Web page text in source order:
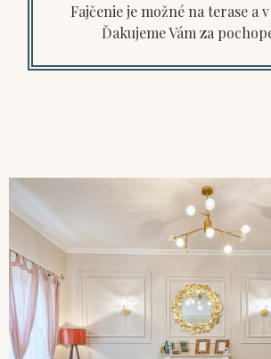
Fajčenie je možné na terase a
Ďakujeme Vám za